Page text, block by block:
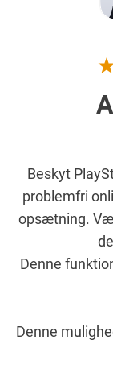
Beskyt
problemfri
opsætning.
Denne
Denne